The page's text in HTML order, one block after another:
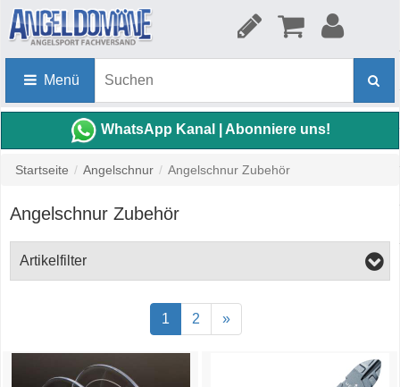
Menü
WhatsApp Kanal | Abonniere uns!
Startseite / Angelschnur / Angelschnur Zubehör
Angelschnur Zubehör
Artikelfilter
1 2 »